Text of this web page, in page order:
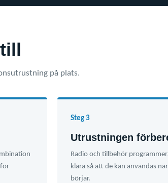
på plats.
Steg 3
Utrustningen
Radio och tillbehör
klara så att de kan användas
börjar.